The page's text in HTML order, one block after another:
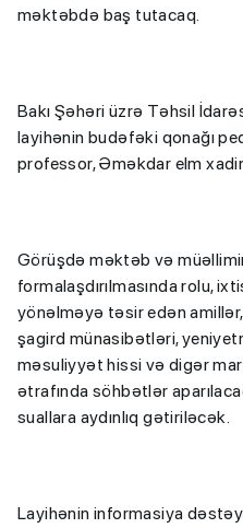
məktəbdə baş tutacaq.
Bakı Şəhəri üzrə Təhsil
layihənin budəfəki qonağı
professor, Əməkdar elm
Görüşdə məktəb və
formalaşdırılmasında rolu,
yönəlməyə təsir edən
şagird münasibətləri,
məsuliyyət hissi və digər
ətrafında söhbətlər
suallara aydınlıq gətiriləcək.
Layihənin informasiya